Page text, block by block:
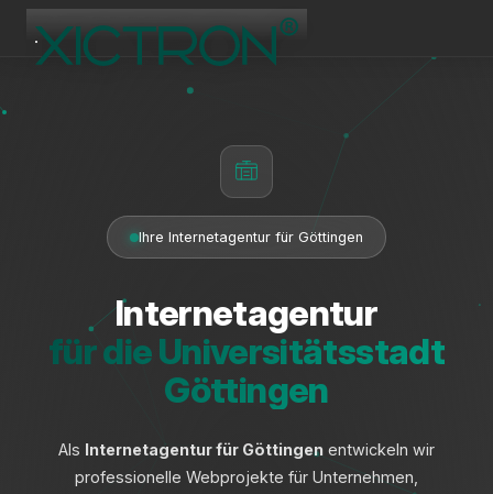
Ihre Internetagentur für Göttingen
Internetagentur
für die Universitätsstadt
Göttingen
Als Internetagentur für Göttingen entwickeln wir
professionelle Webprojekte für Unternehmen,
XICTRON